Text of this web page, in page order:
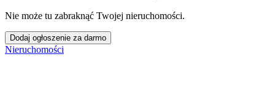
Nie może tu zabraknąć Twojej nieruchomości.
Dodaj ogłoszenie za darmo
Nieruchomości